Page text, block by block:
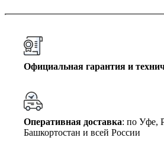
Официальная гарантия и
Оперативная доставка: по Уфе,
Башкортостан и всей России